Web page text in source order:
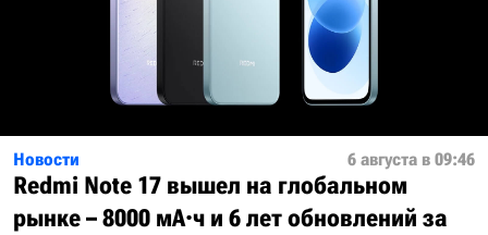
Новости 6 августа в 09:46
Redmi Note 17 вышел на глобальном
рынке – 8000 мА·ч и 6 лет обновлений за